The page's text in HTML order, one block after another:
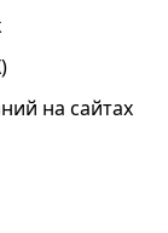
на сайтах